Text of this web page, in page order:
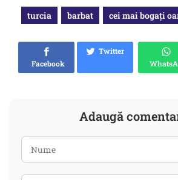
turcia barbat cei mai bogați
Facebook
Twitter
Adaugă